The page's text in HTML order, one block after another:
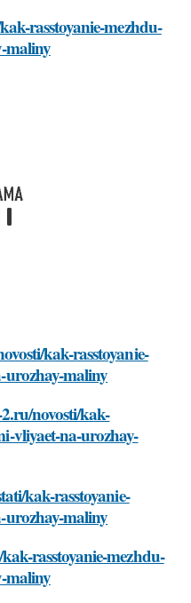
rasstoyanie-mezhdu-
maliny
kak-rasstoyanie-
urozhay-maliny
novosti/kak-
vliyaet-na-urozhay-
kak-rasstoyanie-
urozhay-maliny
rasstoyanie-mezhdu-
maliny